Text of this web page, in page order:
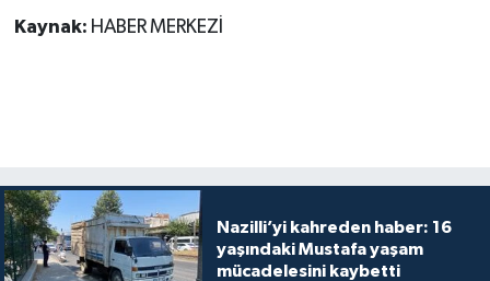
Kaynak: HABER MERKEZİ
Nazilli’yi kahreden haber: 16
yaşındaki Mustafa yaşam
mücadelesini kaybetti